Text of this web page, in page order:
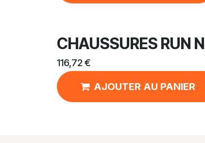
CHAUSSURES RUN
116,72€
AJOUTER AU PANIER